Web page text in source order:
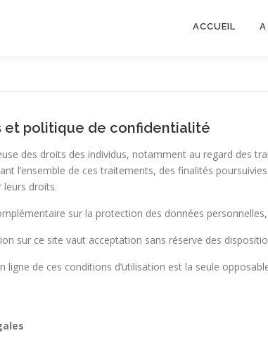
ACCUEIL A
et politique de confidentialité
des droits des individus, notamment au regard des
l’ensemble de ces traitements, des finalités
leurs droits.
sur la protection des données
sur ce site vaut acceptation sans réserve des
ligne de ces conditions d’utilisation est la seule